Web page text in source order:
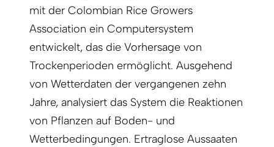
mit der Colombian Rice Growers
Association ein Computersystem
entwickelt, das die Vorhersage von
Trockenperioden ermöglicht. Ausgehend
von Wetterdaten der vergangenen zehn
Jahre, analysiert das System die Reak­tionen
von Pflanzen auf Boden- und
Wetterbedingungen. Ertraglose Aussaaten